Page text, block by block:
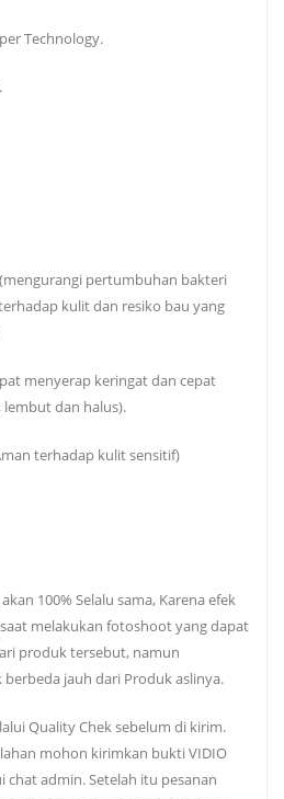
Technology.
pertumbuhan bakteri
kulit dan resiko bau yang
menyerap keringat dan cepat
dan halus).
terhadap kulit sensitif)
100% Selalu sama, Karena efek
melakukan fotoshoot yang dapat
produk tersebut, namun
jauh dari Produk aslinya.
Quality Chek sebelum di kirim.
mohon kirimkan bukti VIDIO
chat admin. Setelah itu pesanan